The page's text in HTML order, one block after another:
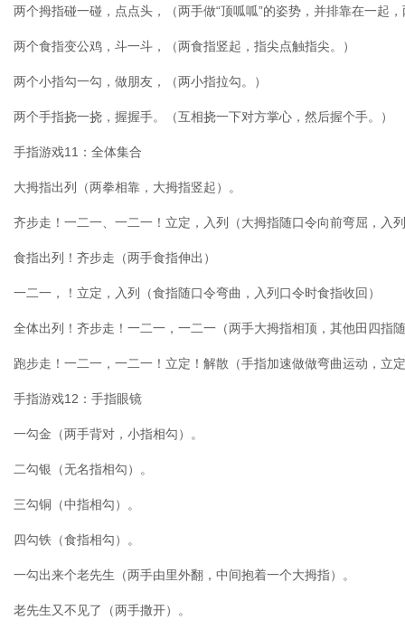
两个拇指碰一碰，点点头，（两手做“顶呱呱”的姿势，并排靠在一起
两个食指变公鸡，斗一斗，（两食指竖起，指尖点触指尖。）
两个小指勾一勾，做朋友，（两小指拉勾。）
两个手指挠一挠，握握手。（互相挠一下对方掌心，然后握个手。）
手指游戏11：全体集合
大拇指出列（两拳相靠，大拇指竖起）。
齐步走！一二一、一二一！立定，入列（大拇指随口令向前弯屈，入
食指出列！齐步走（两手食指伸出）
一二一，！立定，入列（食指随口令弯曲，入列口令时食指收回）
全体出列！齐步走！一二一，一二一（两手大拇指相顶，其他田四指
跑步走！一二一，一二一！立定！解散（手指加速做做弯曲运动，立
手指游戏12：手指眼镜
一勾金（两手背对，小指相勾）。
二勾银（无名指相勾）。
三勾铜（中指相勾）。
四勾铁（食指相勾）。
一勾出来个老先生（两手由里外翻，中间抱着一个大拇指）。
老先生又不见了（两手撒开）。